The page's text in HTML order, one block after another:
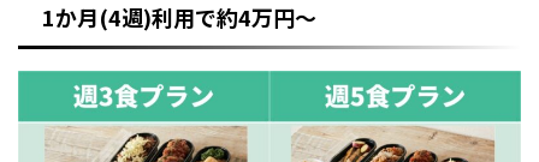
1か月(4週)利用で約4万円～